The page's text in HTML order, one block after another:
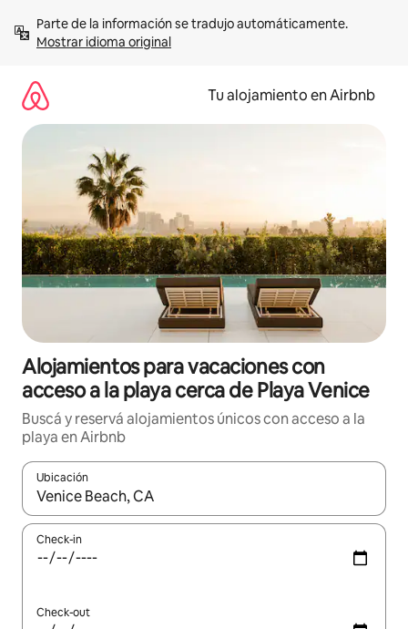
contenidoMostrar idioma original
Tu alojamiento en Airbnb
Alojamientos para vacaciones con
acceso a la playa cerca de Playa Venice
Buscá y reservá alojamientos únicos con acceso a la
playa en Airbnb
Ubicación
Cuando los resultados estén disponibles, navegá con las
Check-in
Check-out